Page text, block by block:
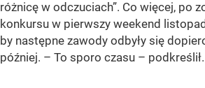
różnicę w odczuciach”. Co więcej, po
konkursu w pierwszy weekend
by następne zawody odbyły się
później. – To sporo czasu – podkreślił.